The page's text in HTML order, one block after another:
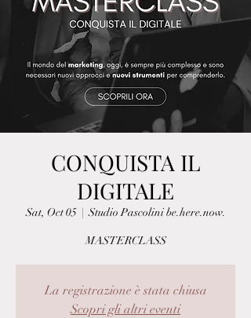
CONQUISTA IL
DIGITALE
Sat, Oct 05
  |
Studio Pascolini be.here.now.
MASTERCLASS
La registrazione è stata chiusa
Scopri gli altri eventi